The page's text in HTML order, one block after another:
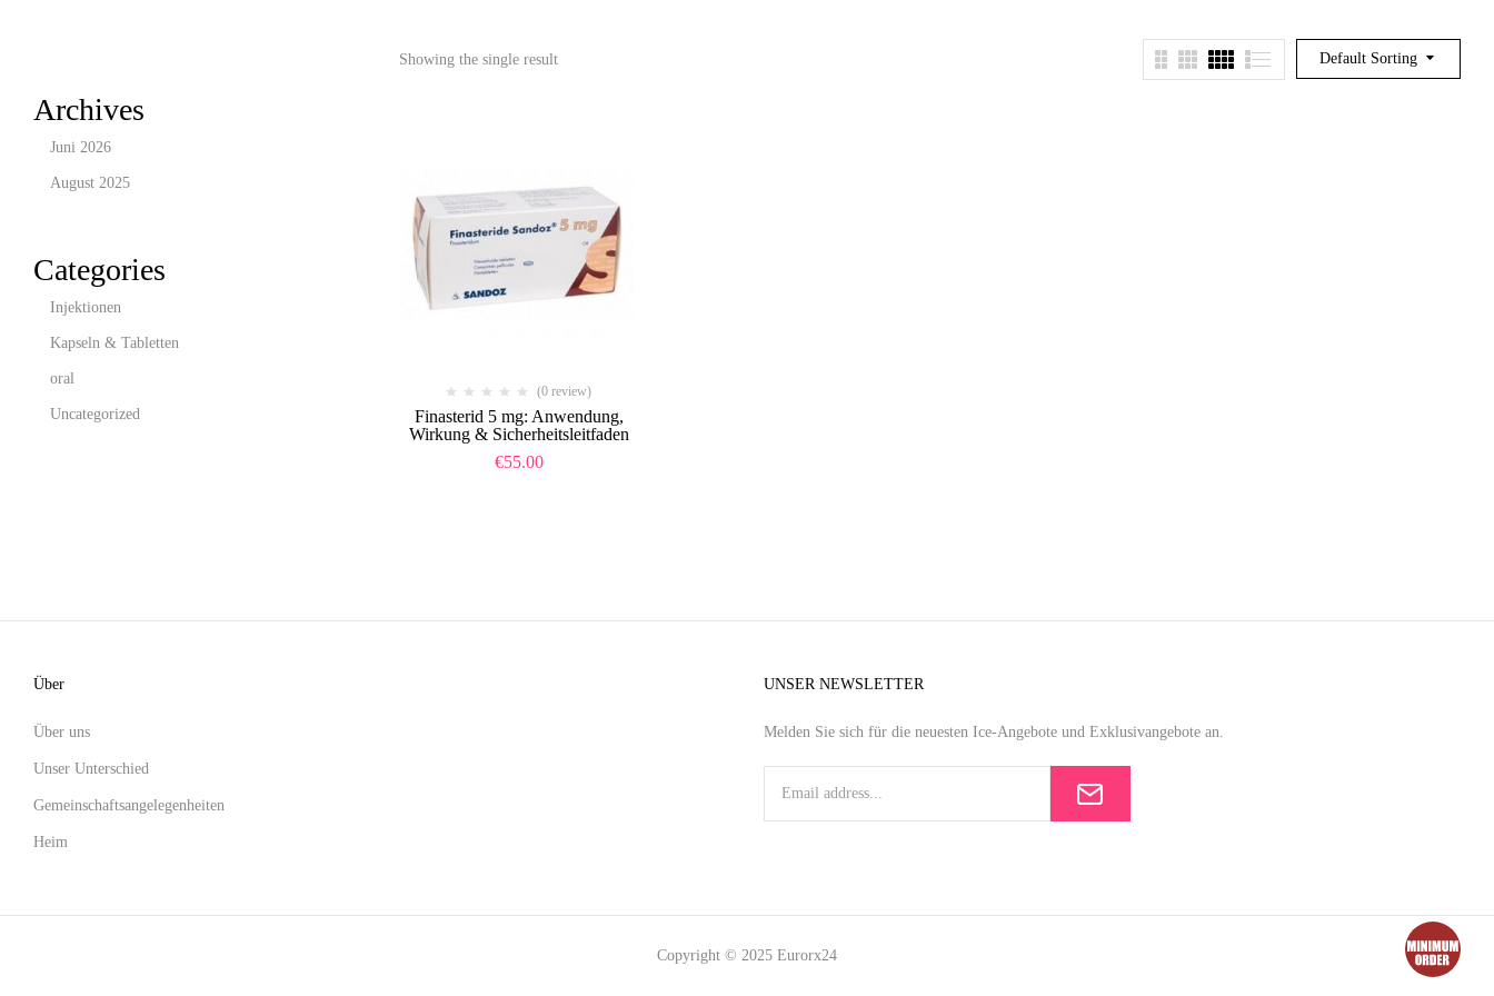
Archives
Juni 2026
August 2025
Categories
Injektionen
Kapseln & Tabletten
oral
Uncategorized
Default Sorting
Showing the single result
(0 review)
Finasterid 5 mg: Anwendung,
Wirkung & Sicherheitsleitfaden
€55.00
Über
Über uns
Unser Unterschied
Gemeinschaftsangelegenheiten
Heim
UNSER NEWSLETTER
Melden Sie sich für die neuesten Ice-Angebote und Exklusivangebote an.
Copyright © 2025 Eurorx24